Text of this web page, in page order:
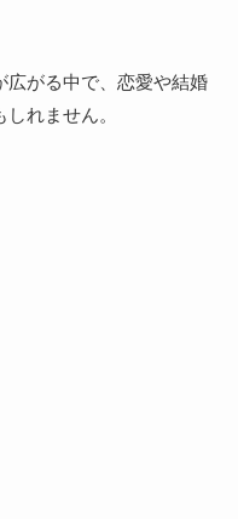
広がる中で、恋愛や結婚
れません。